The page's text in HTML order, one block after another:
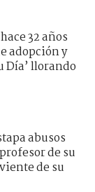
32 años
adopción y
Día’ llorando
abusos
de su
de su